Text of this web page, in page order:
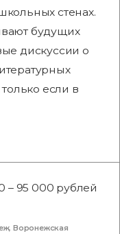
стенах.
будущих
дискуссии о
если в
– 95 000 рублей
,Воронежская